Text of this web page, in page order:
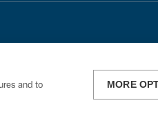
and to
MORE